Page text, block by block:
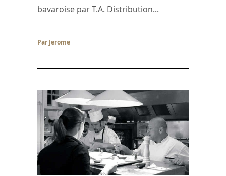
bavaroise par T.A. Distribution...
Par Jerome